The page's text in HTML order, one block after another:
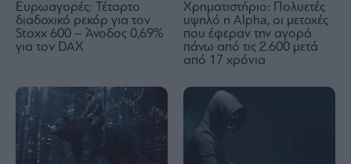
Ευρωαγορές: Τέταρτο
διαδοχικό ρεκόρ για τον
Stoxx 600 – Άνοδος 0,69%
για τον DAX
Χρηματιστήριο: Πολυετές
υψηλό η Alpha, οι μετοχές
που έφεραν την αγορά
πάνω από τις 2.600 μετά
από 17 χρόνια